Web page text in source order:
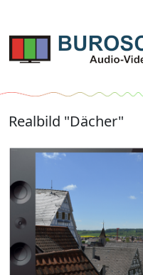
Realbild "Dächer"